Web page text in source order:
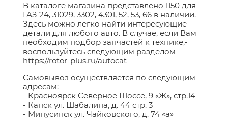
В каталоге магазина представлено 1150 для
ГАЗ 24, 31029, 3302, 4301, 52, 53, 66 в наличии.
Здесь можно легко найти интересующие
детали для любого авто. В случае, если Вам
необходим подбор запчастей к технике,-
воспользуйтесь следующим разделом -
https://rotor-plus.ru/autocat
Самовывоз осуществляется по следующим
адресам:
- Красноярск Северное Шоссе, 9 «Ж», стр.14
- Канск ул. Шабалина, д. 44 стр. 3
- Минусинск ул. Чайковского, д. 74 «а»